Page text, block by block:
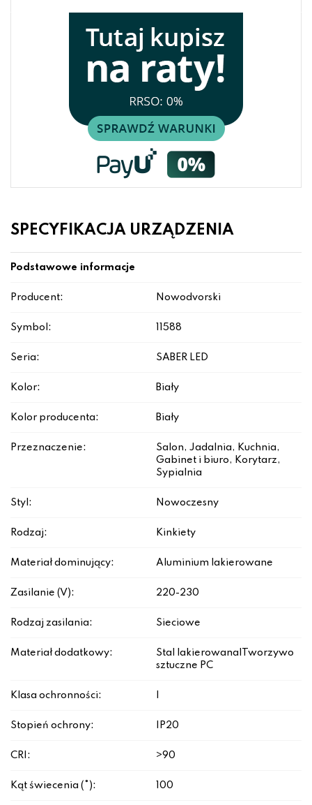
SPECYFIKACJA URZĄDZENIA
Podstawowe informacje
Producent: Nowodvorski
Symbol: 11588
Seria: SABER LED
Kolor: Biały
Kolor producenta: Biały
Przeznaczenie:
Salon, Jadalnia, Kuchnia,
Gabinet i biuro, Korytarz,
Sypialnia
Styl: Nowoczesny
Rodzaj: Kinkiety
Materiał dominujący: Aluminium lakierowane
Zasilanie (V): 220-230
Rodzaj zasilania: Sieciowe
Materiał dodatkowy:
Stal lakierowana|Tworzywo
sztuczne PC
Klasa ochronności:
Stopień ochrony: IP20
CRI: >90
Kąt świecenia (°): 100